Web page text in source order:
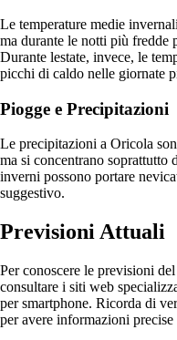
Le temperature medie
ma durante le notti più fredde
Durante lestate, invece, le
picchi di caldo nelle giornate
Piogge e Precipitazioni
Le precipitazioni a Oricola
ma si concentrano soprattutto
inverni possono portare
suggestivo.
Previsioni Attuali
Per conoscere le previsioni
consultare i siti web
per smartphone. Ricorda di
per avere informazioni precise